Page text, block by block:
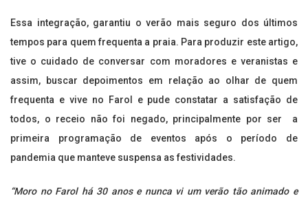
Essa integração, garantiu o verão mais seguro dos últimos
tempos para quem frequenta a praia. Para produzir este artigo,
tive o cuidado de conversar com moradores e veranistas e
assim, buscar depoimentos em relação ao olhar de quem
frequenta e vive no Farol e pude constatar a satisfação de
todos, o receio não foi negado, principalmente por ser a
primeira programação de eventos após o período de
pandemia que manteve suspensa as festividades.
“Moro no Farol há 30 anos e nunca vi um verão tão animado e